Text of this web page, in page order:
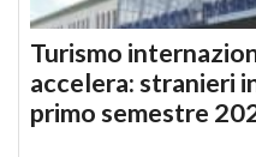
Turismo
accelera: stranieri
primo semestre